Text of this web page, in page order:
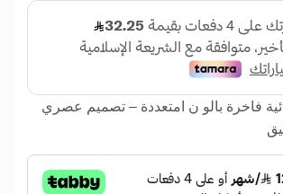
فاخرة بالو ن امتعددة – تصميم عصري